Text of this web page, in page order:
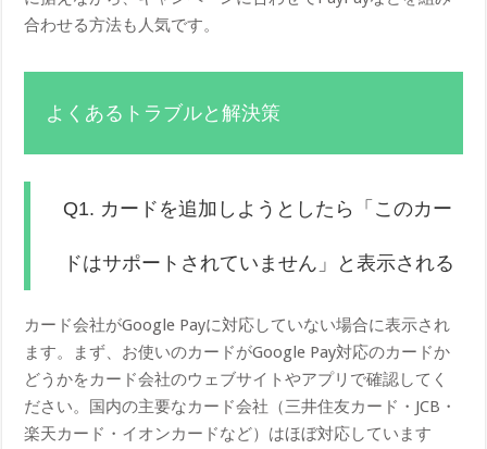
合わせる方法も人気です。
よくあるトラブルと解決策
Q1. カードを追加しようとしたら「このカー
ドはサポートされていません」と表示される
カード会社がGoogle Payに対応していない場合に表示され
ます。まず、お使いのカードがGoogle Pay対応のカードか
どうかをカード会社のウェブサイトやアプリで確認してく
ださい。国内の主要なカード会社（三井住友カード・JCB・
楽天カード・イオンカードなど）はほぼ対応しています